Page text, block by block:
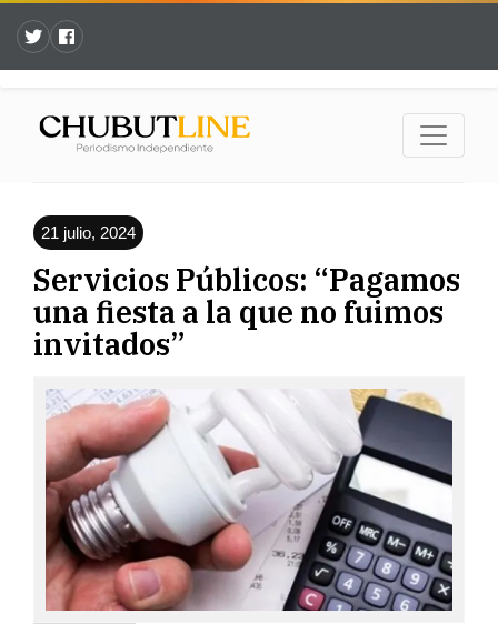
21 julio, 2024
Servicios Públicos: “Pagamos
una fiesta a la que no fuimos
invitados”